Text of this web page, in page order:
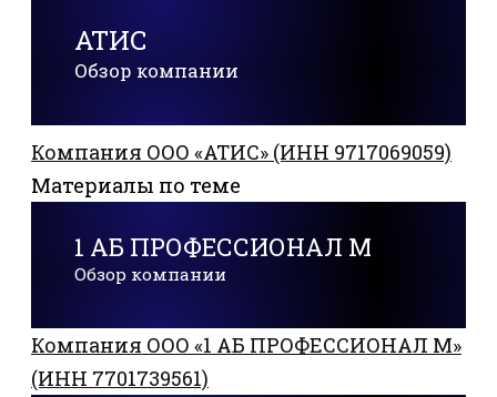
АТИС
Обзор компании
Компания ООО «АТИС» (ИНН 9717069059)
Материалы по теме
1 АБ ПРОФЕССИОНАЛ М
Обзор компании
Компания ООО «1 АБ ПРОФЕССИОНАЛ М»
(ИНН 7701739561)